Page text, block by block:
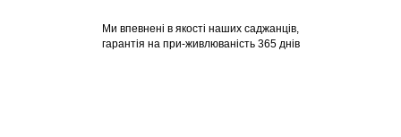
Ми впевнені в якості наших саджанців,
гарантія на при-живлюваність 365 днів